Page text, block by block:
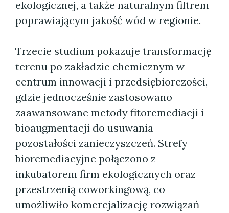
ekologicznej, a także naturalnym filtrem
poprawiającym jakość wód w regionie.
Trzecie studium pokazuje transformację
terenu po zakładzie chemicznym w
centrum innowacji i przedsiębiorczości,
gdzie jednocześnie zastosowano
zaawansowane metody fitoremediacji i
bioaugmentacji do usuwania
pozostałości zanieczyszczeń. Strefy
bioremediacyjne połączono z
inkubatorem firm ekologicznych oraz
przestrzenią coworkingową, co
umożliwiło komercjalizację rozwiązań